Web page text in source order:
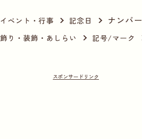
イベント・行事 記念日 ナンバ
飾り・装飾・あしらい 記号/マーク